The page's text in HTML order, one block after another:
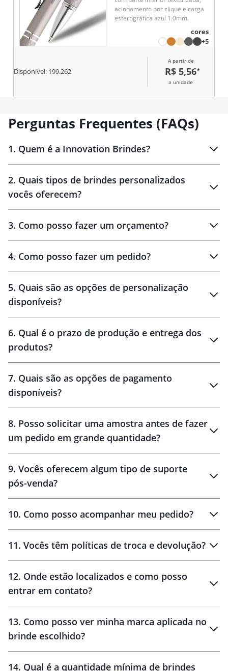
acionamento por clique e carga
esferográfica azul 1.0mm.
cores
+5
Disponível: 199.262
A partir de
R$ 5,56*
a unidade
Perguntas Frequentes (FAQs)
1. Quem é a Innovation Brindes?
Brindes personalizados
2. Quais tipos de brindes personalizados
vocês oferecem?
personalizados
3. Como posso fazer um orçamento?
brinde
personalização
4. Como posso fazer um pedido?
amostra virtual
5. Quais são as opções de personalização
disponíveis?
6. Qual é o prazo de produção e entrega dos
produtos?
10 dias
brinde
48 horas
7. Quais são as opções de pagamento
disponíveis?
8. Posso solicitar uma amostra antes de fazer
um pedido em grande quantidade?
amostras
9. Vocês oferecem algum tipo de suporte
pós-venda?
10. Como posso acompanhar meu pedido?
11. Vocês têm políticas de troca e devolução?
30 dias
12. Onde estão localizados e como posso
entrar em contato?
13. Como posso ver minha marca aplicada no
brinde escolhido?
14. Qual é a quantidade mínima de brindes